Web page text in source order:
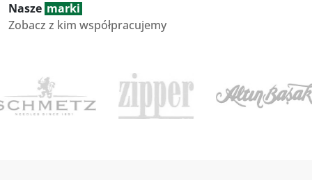
Nasze marki
Zobacz z kim współpracujemy